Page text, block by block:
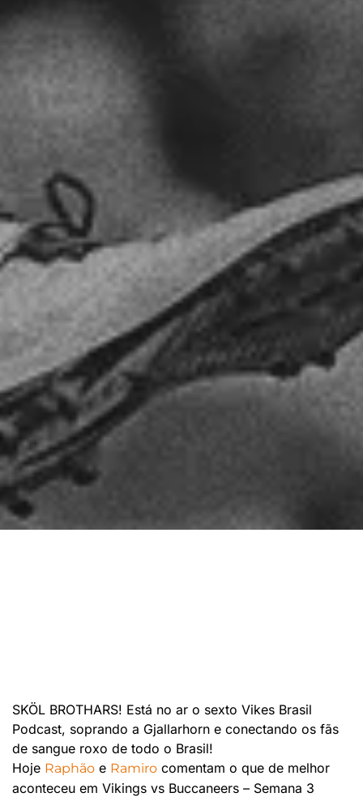
SKÖL BROTHARS! Está no ar o sexto Vikes Brasil
Podcast, soprando a Gjallarhorn e conectando os fãs
de sangue roxo de todo o Brasil!
Hoje Raphão e Ramiro comentam o que de melhor
aconteceu em Vikings vs Buccaneers – Semana 3